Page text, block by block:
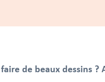
de beaux dessins